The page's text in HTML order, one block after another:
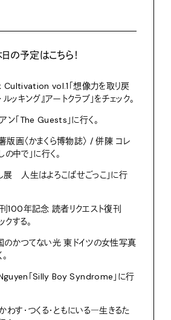
の予定はこちら！
vol.1「想像力を取り戻
ルッキング』アートクラブ」をチェック。
ン「The Guests」に行く。
版画〈かまくら博物誌〉 / 併陳 コレ
の中で」に行く。
展 人生はよろこばせごっこ」に行
100年記念 読者リクエスト復刊
する。
のかつてない光 東ドイツの女性写真
「Silly Boy Syndrome」に行
わす・つくる・ともにいる―生きるた